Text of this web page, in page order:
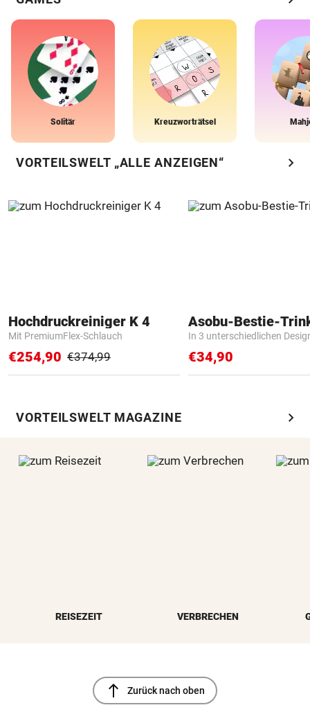
Solitär Kreuzworträtsel
VORTEILSWELT „ALLE ANZEIGEN“ chevron_right
Hochdruckreiniger K 4
Mit PremiumFlex-Schlauch
€254,90 €374,99
Asobu-Bestie-
In 3 unterschiedlichen
€34,90
VORTEILSWELT MAGAZINE chevron_right
REISEZEIT VERBRECHEN
north Zurück nach oben